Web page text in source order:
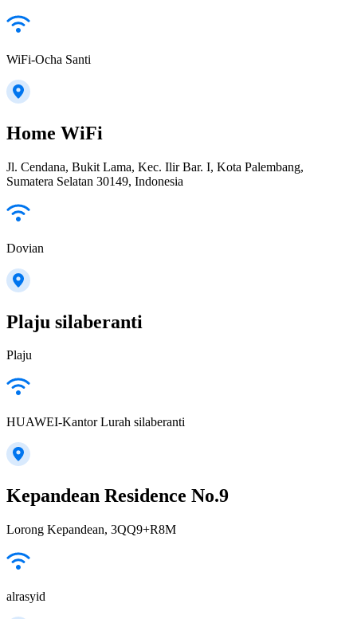
WiFi-Ocha Santi
Home WiFi
Jl. Cendana, Bukit Lama, Kec. Ilir Bar. I, Kota Palembang,
Sumatera Selatan 30149, Indonesia
Dovian
Plaju silaberanti
Plaju
HUAWEI-Kantor Lurah silaberanti
Kepandean Residence No.9
Lorong Kepandean, 3QQ9+R8M
alrasyid